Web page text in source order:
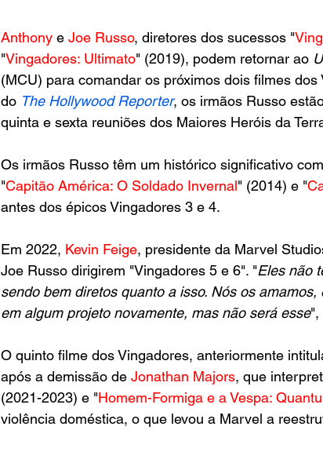
Anthony e Joe Russo, diretores dos sucessos "
"Vingadores: Ultimato" (2019), podem retornar ao
(MCU) para comandar os próximos dois filmes
do The Hollywood Reporter, os irmãos Russo
quinta e sexta reuniões dos Maiores Heróis da
Os irmãos Russo têm um histórico significativo
"Capitão América: O Soldado Invernal" (2014) e "
antes dos épicos Vingadores 3 e 4.
Em 2022, Kevin Feige, presidente da Marvel
Joe Russo dirigirem "Vingadores 5 e 6". "Eles não
sendo bem diretos quanto a isso. Nós os
em algum projeto novamente, mas não será esse",
O quinto filme dos Vingadores, anteriormente
após a demissão de Jonathan Majors, que
(2021-2023) e "Homem-Formiga e a Vespa:
violência doméstica, o que levou a Marvel a